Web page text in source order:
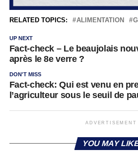
RELATED TOPICS: ALIMENTATION
UP NEXT
Fact-check – Le beaujolais
après le 8e verre ?
DON'T MISS
Fact-check: Qui est venu en
l’agriculteur sous le seuil de
ADVERTISEMENT
YOU MAY